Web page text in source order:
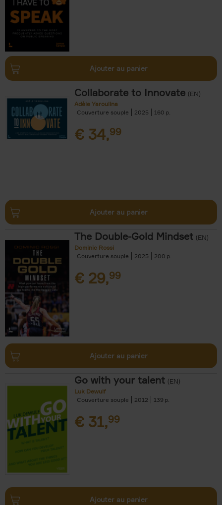
Ajouter au panier
Collaborate to Innovate (EN)
Adèle Yaroulina
Couverture souple
2025 160
€ 34,99
Ajouter au panier
The Double-Gold Mindset (EN)
Dominic Rossi
Couverture souple
2025 200
€ 29,99
Ajouter au panier
Go with your talent (EN)
Luk Dewulf
Couverture souple
2012 139
€ 31,99
Ajouter au panier